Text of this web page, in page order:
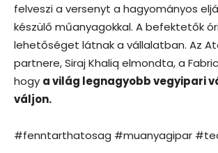
felveszi a versenyt a hagyományos
készülő műanyagokkal. A befektetők
lehetőséget látnak a vállalatban. Az
partnere, Siraj Khaliq elmondta, a
hogy a világ legnagyobb vegyipari
váljon.
#fenntarthatosag #muanyagipar